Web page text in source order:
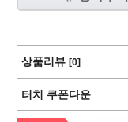
상품리뷰 [0]
터치 쿠폰다운